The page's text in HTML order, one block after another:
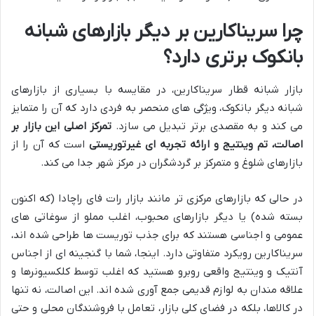
چرا سریناکارین بر دیگر بازارهای شبانه
بانکوک برتری دارد؟
بازار شبانه قطار سریناکارین، در مقایسه با بسیاری از بازارهای
شبانه دیگر بانکوک، ویژگی های منحصر به فردی دارد که آن را متمایز
می کند و به مقصدی برتر تبدیل می سازد. تمرکز اصلی این بازار بر
اصالت، تم وینتیج و ارائه تجربه ای غیرتوریستی است که آن را از
بازارهای شلوغ و متمرکز بر گردشگران در مرکز شهر جدا می کند.
در حالی که بازارهای مرکزی تر مانند بازار رات فای راچادا (که اکنون
بسته شده) یا دیگر بازارهای محبوب، اغلب مملو از سوغاتی های
عمومی و اجناسی هستند که برای جذب توریست ها طراحی شده اند،
سریناکارین رویکرد متفاوتی دارد. اینجا، شما با گنجینه ای از اجناس
آنتیک و وینتیج واقعی روبرو هستید که اغلب توسط کلکسیونرها و
علاقه مندان به لوازم قدیمی جمع آوری شده اند. این اصالت، نه تنها
در کالاها، بلکه در فضای کلی بازار، تعامل با فروشندگان محلی و حتی